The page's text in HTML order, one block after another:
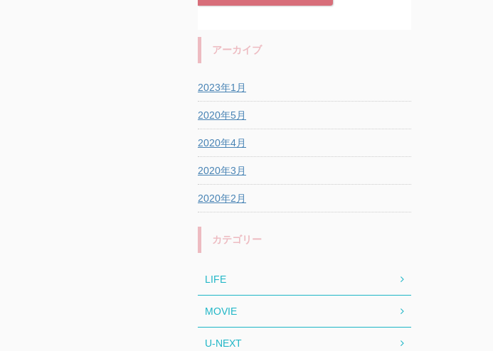
アーカイブ
2023年1月
2020年5月
2020年4月
2020年3月
2020年2月
カテゴリー
LIFE
MOVIE
U-NEXT